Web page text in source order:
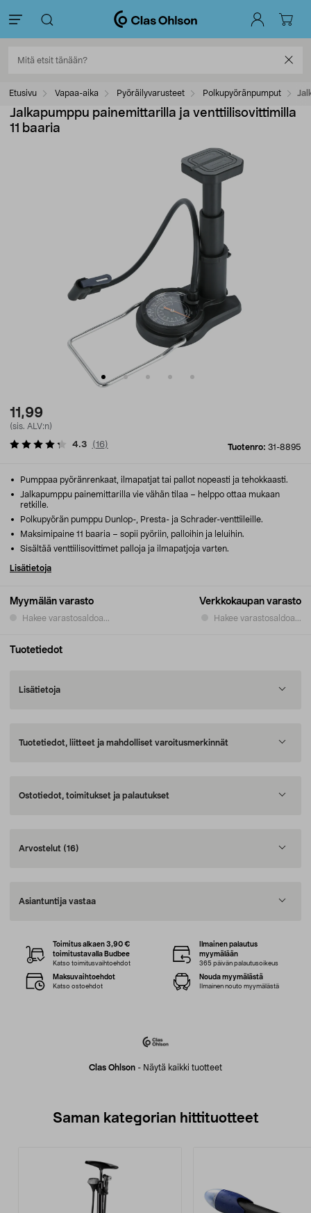
Etusivu Vapaa-aika Pyöräilyvarusteet Polkupyöränpumput
Jalkapumppu painemittarilla ja venttiilisovittimilla
11 baaria
11,99
(sis. ALV:n)
Tuotenro: 31-8895
4.3 (16)
Myymälän varasto
Hakee varastosaldoa...
Verkkokaupan varasto
Hakee varastosaldoa...
Pumppaa pyöränrenkaat, ilmapatjat tai pallot nopeasti ja tehokkaasti.
Jalkapumppu painemittarilla vie vähän tilaa – helppo ottaa mukaan
retkille.
Polkupyörän pumppu Dunlop-, Presta- ja Schrader-venttiileille.
Maksimipaine 11 baaria – sopii pyöriin, palloihin ja leluihin.
Sisältää venttiilisovittimet palloja ja ilmapatjoja varten.
Lisätietoja
Tuotetiedot
Lisätietoja
Tuotetiedot, liitteet ja mahdolliset varoitusmerkinnät
Ostotiedot, toimitukset ja palautukset
Arvostelut (16)
Asiantuntija vastaa
Clas Ohlson - Näytä kaikki tuotteet
Toimitus alkaen 3,90 €
toimitustavalla Budbee
Katso toimitusvaihtoehdot
Ilmainen palautus
myymälään
365 päivän palautusoikeus
Maksuvaihtoehdot
Katso ostoehdot
Nouda myymälästä
Ilmainen nouto myymälästä
Saman kategorian hittituotteet